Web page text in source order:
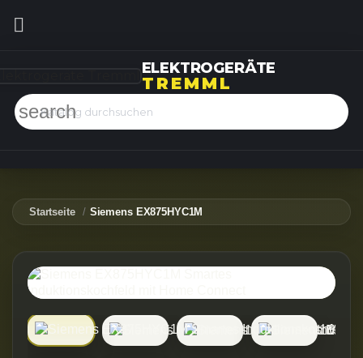

ELEKTROGERÄTE
TREMML
search
Startseite Siemens EX875HYC1M